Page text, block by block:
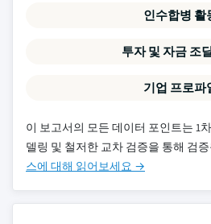
인수합병 활
투자 및 자금 조
기업 프로파
이 보고서의 모든 데이터 포인트는 1
델링 및 철저한 교차 검증을 통해 검
스에 대해 읽어보세요 →